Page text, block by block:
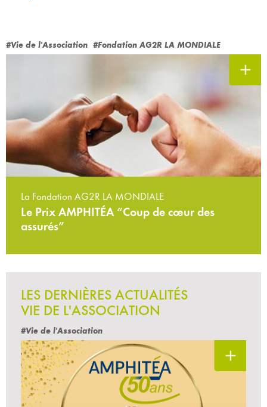
#Vie de l'Association #Fondation AG2R LA MONDIALE
La Fondation AG2R LA MONDIALE
Le Prix AMPHITÉA “Coup de cœur des
assurés”
LES DERNIÈRES ACTUALITÉS
VIE DE L'ASSOCIATION
#Vie de l'Association